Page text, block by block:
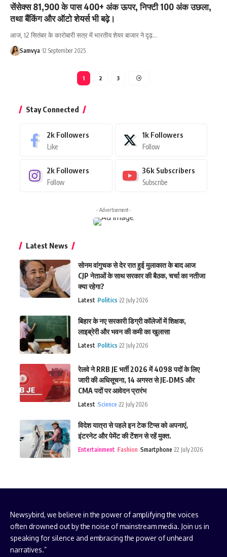
सेंसेक्स 81,900 के पास 400+ अंक ऊपर, निफ्टी 100 अंक उछला,
तथा बैंकिंग और ऑटो शेयर्स भी बढ़े।
आज, 12 सितंबर के कारोबारी सत्र में भारतीय शेयर बाजार ने दृढ़…
Samvya 12 September 2025
1 2 3
Stay Connected
2k Followers
Like
1k Followers
Follow
2k Followers
Follow
36k Subscribers
Subscribe
- Advertisement -
Latest News
सोनम वांगुचक से देर रात हुई मुलाकात के बाद आज
CJP नेताओं के साथ सरकार की बैठक, चर्चा का नतीजा
क्या रहेगा?
Latest Politics 22 July 2026
बिहार के नए सरकारी डिग्री कॉलेजों में शिक्षक,
लाइब्रेरी और भवन की कमी का खुलासा
Latest Politics 22 July 2026
रेलवे ने RRB JE भर्ती 2026 में 4098 पदों के लिए
जारी की अधिसूचना, 14 अगस्त से JE‑DMS और
CMA पदों पर आवेदन प्रारंभ
Latest Science 22 July 2026
विदेश यात्रा से पहले इन टेक टिप्स को अपनाएं,
इंटरनेट और पेमेंट की टेंशन से रहें मुक्त.
Entertainment Fashion Smartphone 22 July 2026
Newsybird, we believe in the power of amplifying the voices
often drowned out by the noise of mainstream media. Join us in
speaking for silence and embracing the power of unheard
narratives.”